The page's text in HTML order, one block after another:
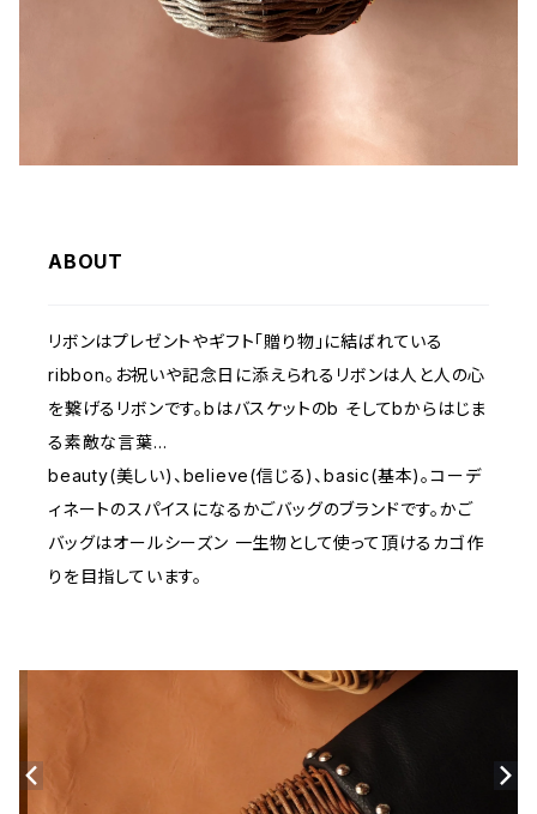
ABOUT
リボンはプレゼントやギフト「贈り物」に結ばれている
ribbon。お祝いや記念日に添えられるリボンは人と人の心
を繋げるリボンです。bはバスケットのb そしてbからはじま
る素敵な言葉…
beauty(美しい)、believe(信じる)、basic(基本)。コーデ
ィネートのスパイスになるかごバッグのブランドです。かご
バッグはオールシーズン 一生物として使って頂けるカゴ作
りを目指しています。